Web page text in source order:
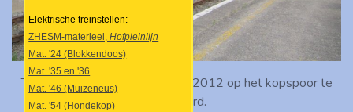
Treinstel 2815 staat op 18 juli 2012 op het kopspoor te
Waterford.
Elektrische treinstellen:
ZHESM-materieel,Hofpleinlijn
Mat. '24 (Blokkendoos)
Mat. '35 en '36
Mat. '46 (Muizeneus)
Mat. '54 (Hondekop)